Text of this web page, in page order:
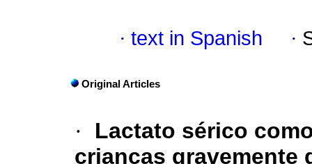
· text in Spanish ·
Original Articles
·
Lactato sérico
crianças gravemente